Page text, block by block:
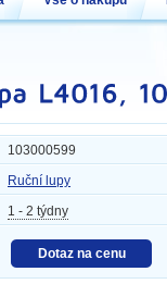
103000599
Ruční lupy
1 - 2 týdny
Dotaz na cenu